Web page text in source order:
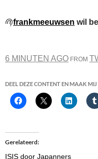
@frankmeeuwsen wil
6 MINUTEN AGO FROM
DEEL DEZE CONTENT EN MAAK MIJ
Gerelateerd
ISIS door Japanners